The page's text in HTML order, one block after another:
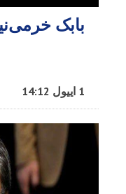
بابک
1 اییول 14:12